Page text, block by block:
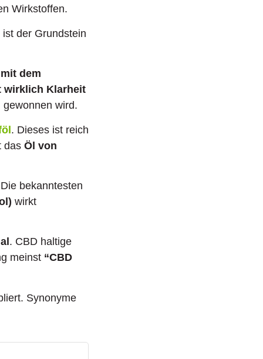
Wirkstoffen.
der Grundstein
dem
wirklich Klarheit
wird.
. Dieses ist reich
das Öl von
bekanntesten
wirkt
. CBD haltige
meinst “CBD
Synonyme